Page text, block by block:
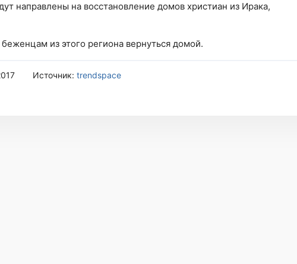
направлены на восстановление домов христиан из Ирака,
из этого региона вернуться домой.
Источник: trendspace